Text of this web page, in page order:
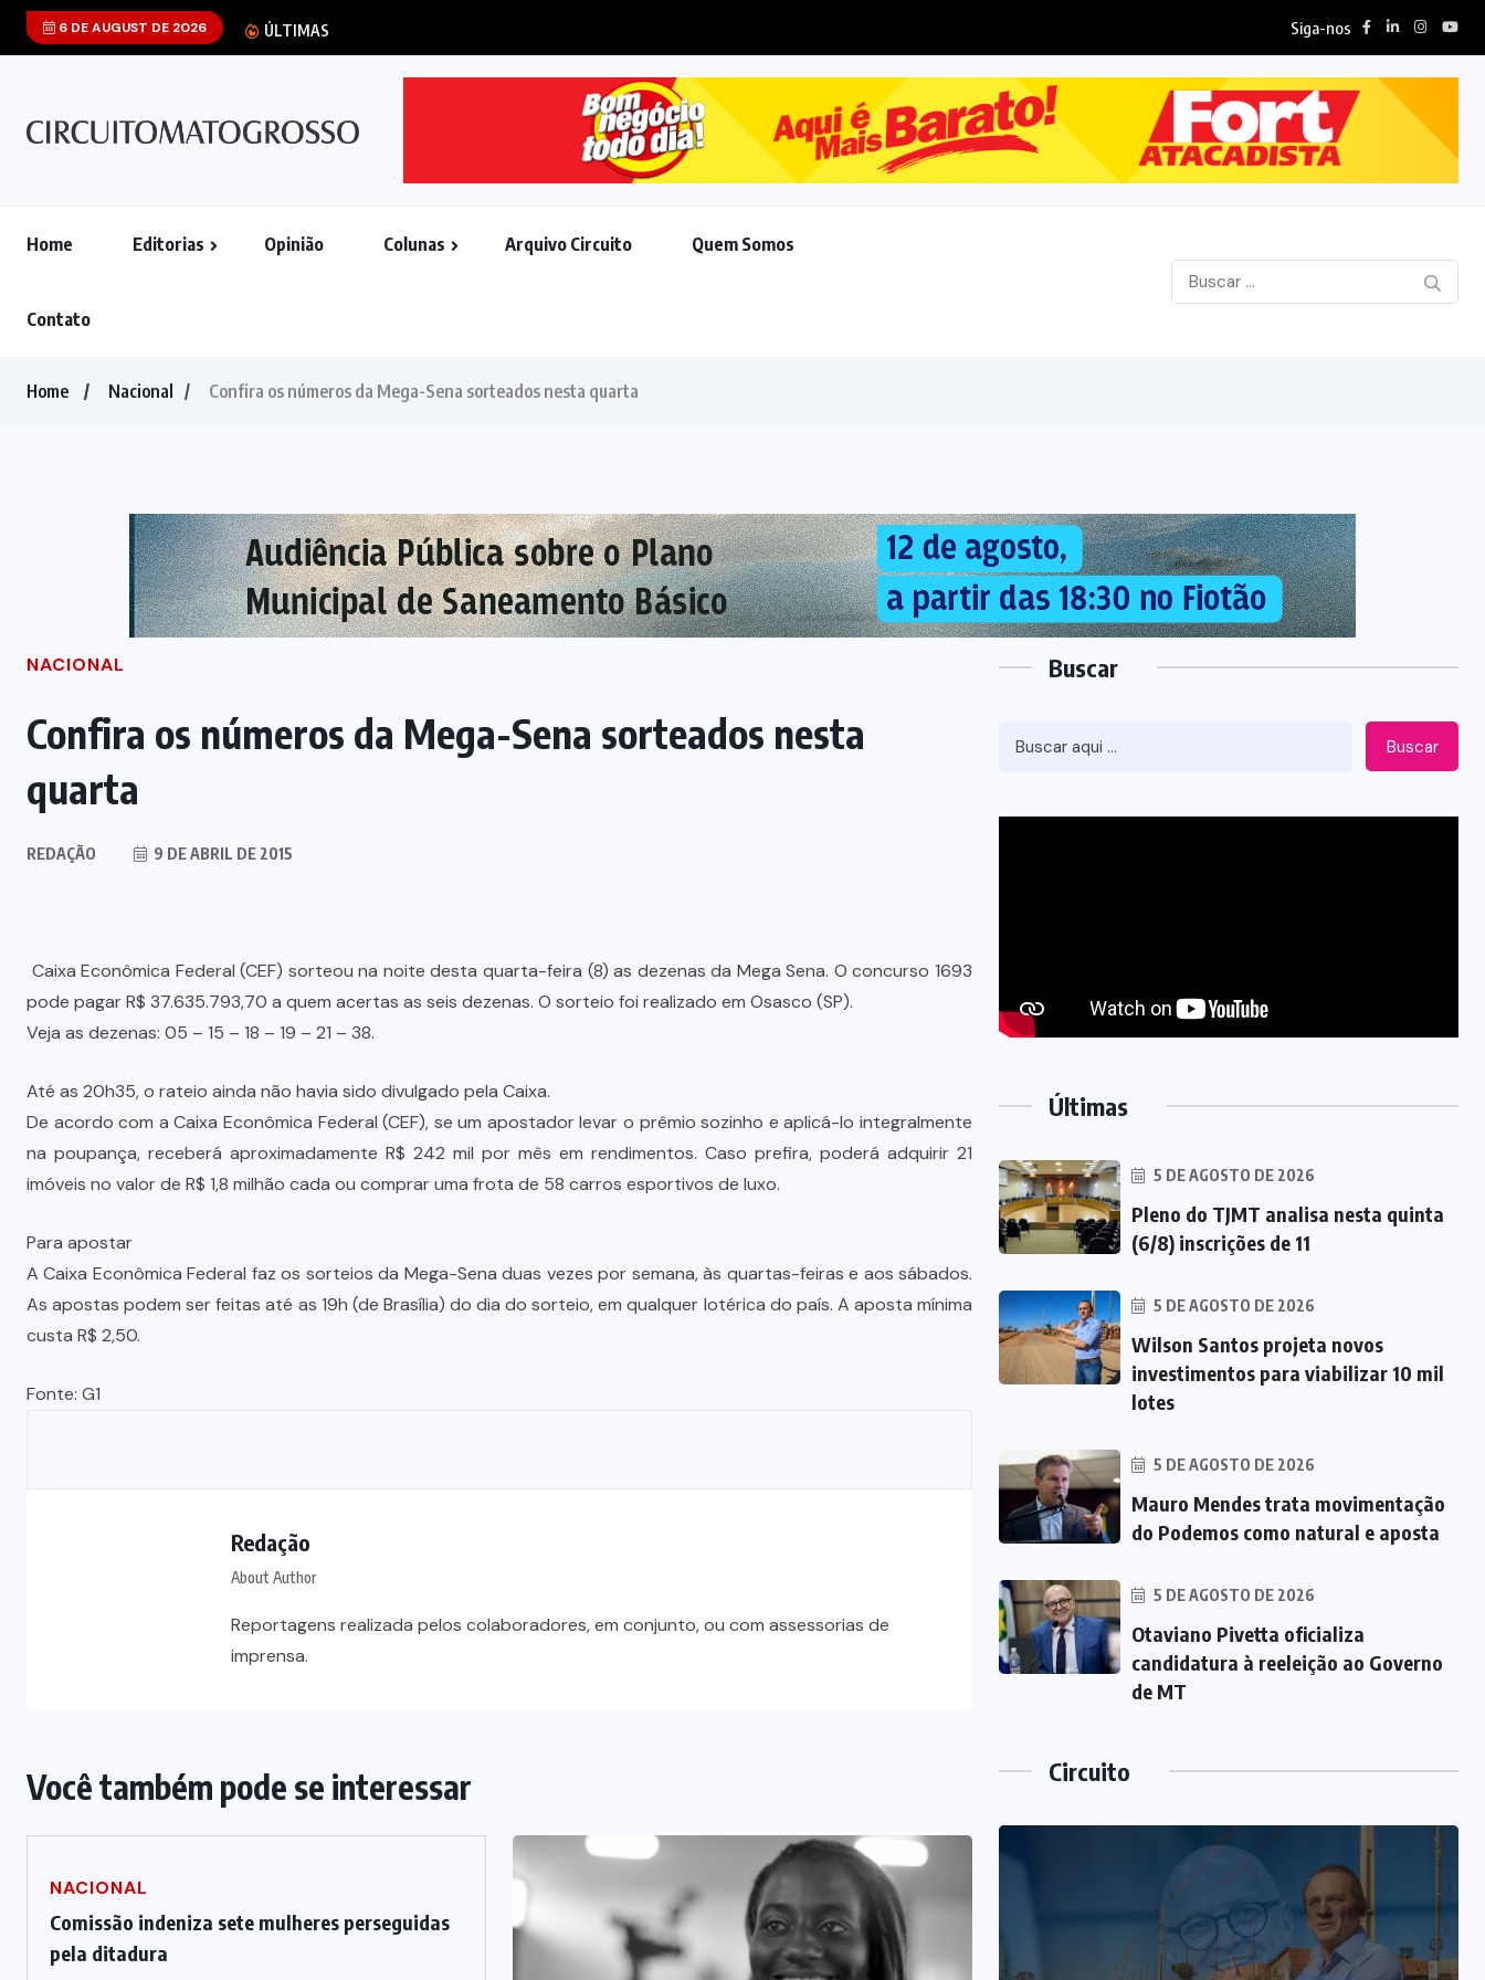
6 DE AUGUST DE 2026 ÚLTIMAS Siga-nos
Home Editorias Opinião Colunas Arquivo Circuito Quem Somos
Contato
Home Nacional Confira os números da Mega-Sena sorteados nesta quarta
NACIONAL
Confira os números da Mega-Sena sorteados nesta
quarta
REDAÇÃO 9 DE ABRIL DE 2015
Caixa Econômica Federal (CEF) sorteou na noite desta quarta-feira (8) as dezenas da Mega Sena. O concurso 1693
pode pagar R$ 37.635.793,70 a quem acertas as seis dezenas. O sorteio foi realizado em Osasco (SP).
Veja as dezenas: 05 – 15 – 18 – 19 – 21 – 38.
Até as 20h35, o rateio ainda não havia sido divulgado pela Caixa.
De acordo com a Caixa Econômica Federal (CEF), se um apostador levar o prêmio sozinho e aplicá-lo integralmente
na poupança, receberá aproximadamente R$ 242 mil por mês em rendimentos. Caso prefira, poderá adquirir 21
imóveis no valor de R$ 1,8 milhão cada ou comprar uma frota de 58 carros esportivos de luxo.
Para apostar
A Caixa Econômica Federal faz os sorteios da Mega-Sena duas vezes por semana, às quartas-feiras e aos sábados.
As apostas podem ser feitas até as 19h (de Brasília) do dia do sorteio, em qualquer lotérica do país. A aposta mínima
custa R$ 2,50.
Fonte: G1
Redação
About Author
Reportagens realizada pelos colaboradores, em conjunto, ou com assessorias de
imprensa.
Você também pode se interessar
NACIONAL
Comissão indeniza sete mulheres perseguidas
pela ditadura
Buscar
Buscar
Últimas
5 DE AGOSTO DE 2026
Pleno do TJMT analisa nesta quinta
(6/8) inscrições de 11
5 DE AGOSTO DE 2026
Wilson Santos projeta novos
investimentos para viabilizar 10 mil
lotes
5 DE AGOSTO DE 2026
Mauro Mendes trata movimentação
do Podemos como natural e aposta
5 DE AGOSTO DE 2026
Otaviano Pivetta oficializa
candidatura à reeleição ao Governo
de MT
Circuito